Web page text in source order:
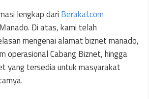
lengkap dari Berakal.com
Di atas, kami telah
mengenai alamat biznet manado,
operasional Cabang Biznet, hingga
yang tersedia untuk masyarakat